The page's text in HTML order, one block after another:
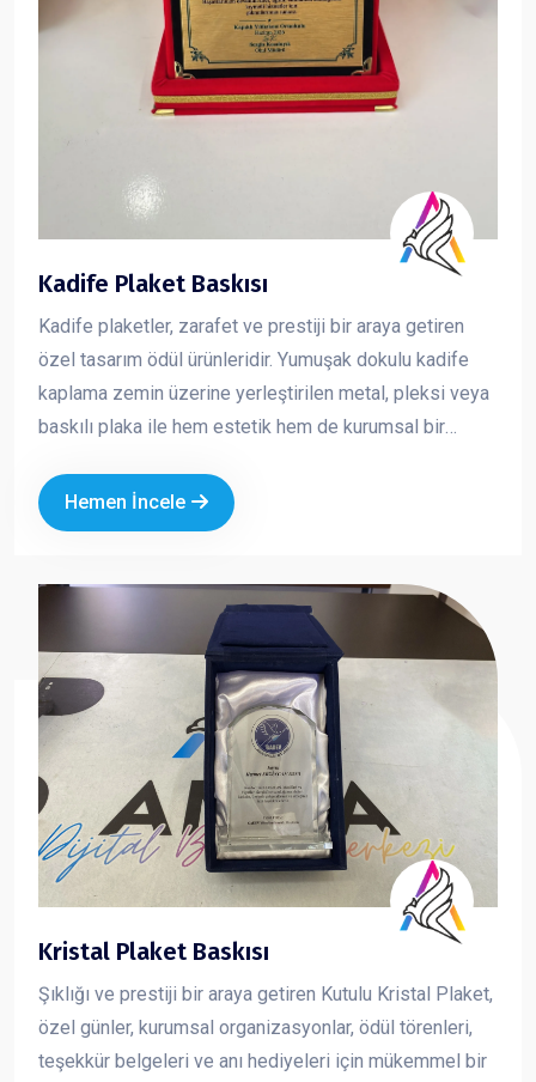
Kadife Plaket Baskısı
Kadife plaketler, zarafet ve prestiji bir araya getiren
özel tasarım ödül ürünleridir. Yumuşak dokulu kadife
kaplama zemin üzerine yerleştirilen metal, pleksi veya
baskılı plaka ile hem estetik hem de kurumsal bir
anlamlı teşekkürlerde tercih edilen bu ürünler, değerli
anların kalıcı bir simgesi haline gelir.
Hemen İncele
Kristal Plaket Baskısı
Şıklığı ve prestiji bir araya getiren Kutulu Kristal Plaket,
özel günler, kurumsal organizasyonlar, ödül törenleri,
teşekkür belgeleri ve anı hediyeleri için mükemmel bir